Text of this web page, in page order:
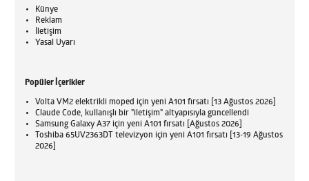
Künye
Reklam
İletişim
Yasal Uyarı
Popüler İçerikler
Volta VM2 elektrikli moped için yeni A101 fırsatı [13 Ağustos 2026]
Claude Code, kullanışlı bir "iletişim" altyapısıyla güncellendi
Samsung Galaxy A37 için yeni A101 fırsatı [Ağustos 2026]
Toshiba 65UV2363DT televizyon için yeni A101 fırsatı [13-19 Ağustos
2026]